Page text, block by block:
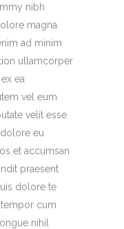
nibh
magna
ad minim
ullamcorper
ea
vel eum
velit esse
eu
et accumsan
praesent
dolore te
cum
nihil